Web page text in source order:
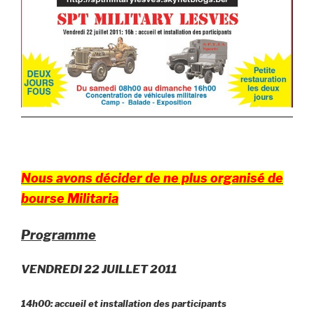
Nous avons décider de ne plus organisé de
bourse Militaria
Programme
VENDREDI 22 JUILLET 2011
14h00: accueil et installation des participants